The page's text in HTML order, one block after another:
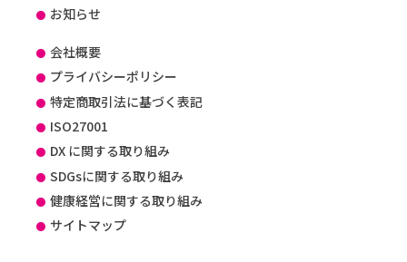
お知らせ
会社概要
プライバシーポリシー
特定商取引法に基づく表記
ISO27001
DX に関する取り組み
SDGsに関する取り組み
健康経営に関する取り組み
サイトマップ